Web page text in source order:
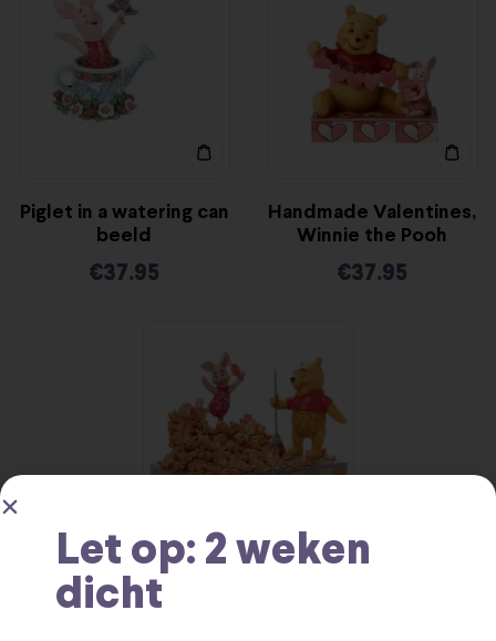
Piglet in a watering can
beeld
€37.95
Handmade Valentines,
Winnie the Pooh
€37.95
Jumping into Fall
Let op: 2 weken
dicht